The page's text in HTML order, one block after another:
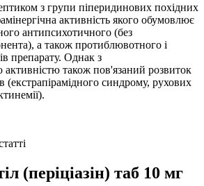
з групи піперидинових похідних
активність якого обумовлює
антипсихотичного (без
а також протиблювотного і
препарату. Однак з
активністю також пов'язаний розвиток
(екстрапірамідного синдрому, рухових
(періціазін) таб 10 мг